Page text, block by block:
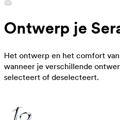
Ontwerp je
Het ontwerp en het comfort van
wanneer je verschillende
selecteert of deselecteert.